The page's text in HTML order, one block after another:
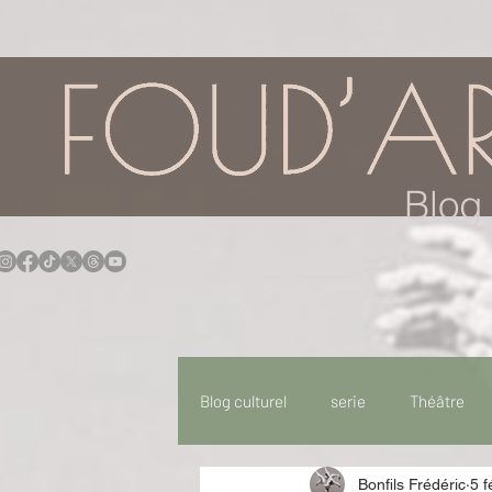
Blog
Blog culturel serie Théâtre
Bonfils Frédéric 5